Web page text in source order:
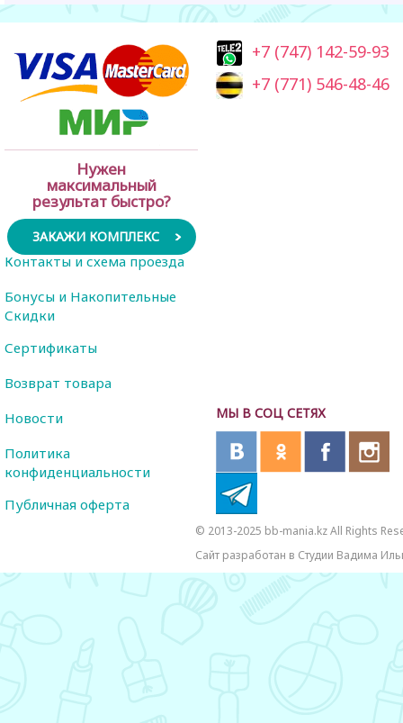
Нужен
максимальный
результат быстро?
ЗАКАЖИ КОМПЛЕКС
+7 (747) 142-59-93
+7 (771) 546-48-46
МЫ В СОЦ СЕТЯХ
Контакты и схема проезда
Бонусы и Накопительные
Скидки
Сертификаты
Возврат товара
Новости
Политика
конфиденциальности
Публичная оферта
© 2013-2025 bb-mania.kz All Rights
Сайт разработан в Студии Вадима